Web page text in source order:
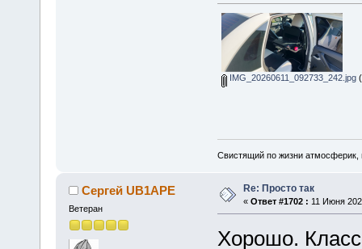
IMG_20260611_092733_242.jpg
Свистящий по жизни
Сергей UB1APE
Ветеран
Re: Просто так
« Ответ #1702 : 11 Июня
Хорошо.